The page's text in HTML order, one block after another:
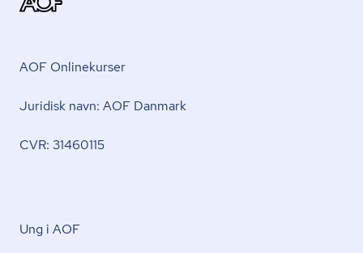
AOF Onlinekurser
Juridisk navn: AOF Danmark
CVR: 31460115
Ung i AOF